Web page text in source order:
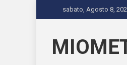
to
sabato, Agosto 8,